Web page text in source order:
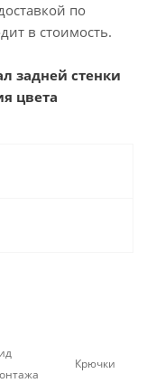
по
в стоимость.
задней стенки
цвета
Крючки